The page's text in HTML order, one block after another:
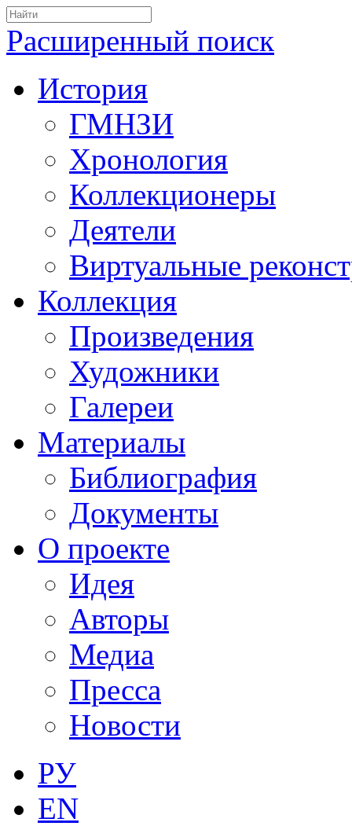
Расширенный поиск
История
ГМНЗИ
Хронология
Коллекционеры
Деятели
Виртуальные
Коллекция
Произведения
Художники
Галереи
Материалы
Библиография
Документы
О проекте
Идея
Авторы
Медиа
Пресса
Новости
РУ
EN